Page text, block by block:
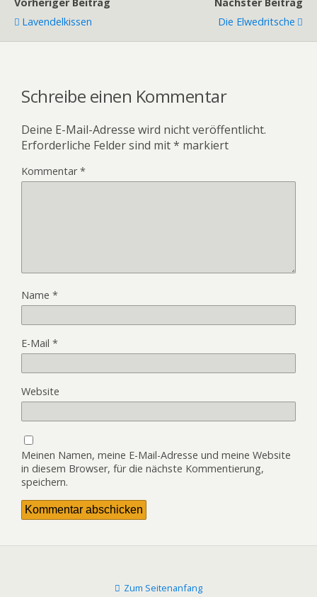
Lavendelkissen
Die Elwedritsche
Schreibe einen Kommentar
Deine E-Mail-Adresse wird nicht veröffentlicht.
Erforderliche Felder sind mit* markiert
Kommentar*
Name *
E-Mail *
Website
Meinen Namen, meine E-Mail-Adresse und meine Website
in diesem Browser, für die nächste Kommentierung,
speichern.
Zum Seitenanfang